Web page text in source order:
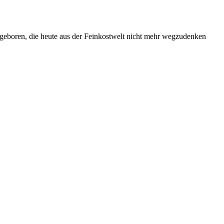
die heute aus der Feinkostwelt nicht mehr wegzudenken